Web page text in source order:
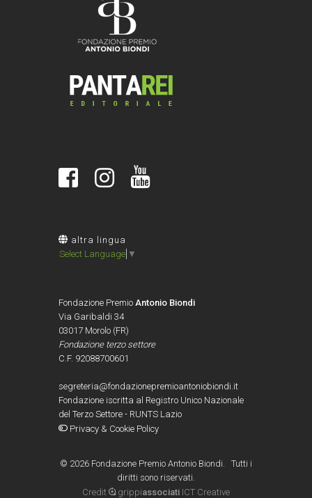
altra lingua
Select Language ▼
Fondazione Premio Antonio Biondi
Via Garibaldi 34
03017 Morolo (FR)
Fondazione terzo settore
C.F. 92088700601
segreteria@fondazionepremioantoniobiondi.it
Fondazione iscritta al Registro Unico Nazionale
del Terzo Settore - RUNTS Lazio
Privacy & Cookie Policy
© 2026 Fondazione Premio Antonio Biondi. Tutti i
diritti sono riservati.
Credit
grippiassociati ICT Creative